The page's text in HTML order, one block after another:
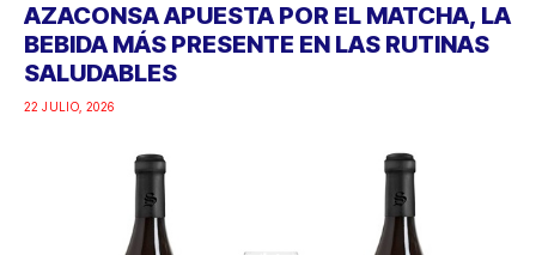
AZACONSA APUESTA POR EL MATCHA, LA
BEBIDA MÁS PRESENTE EN LAS RUTINAS
SALUDABLES
22 JULIO, 2026